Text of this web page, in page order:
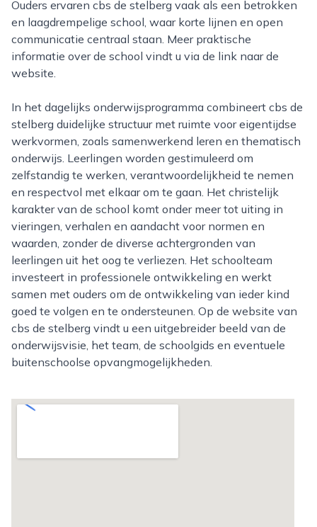
Ouders ervaren cbs de stelberg vaak als een betrokken
en laagdrempelige school, waar korte lijnen en open
communicatie centraal staan. Meer praktische
informatie over de school vindt u via de link naar de
website.
In het dagelijks onderwijsprogramma combineert cbs de
stelberg duidelijke structuur met ruimte voor eigentijdse
werkvormen, zoals samenwerkend leren en thematisch
onderwijs. Leerlingen worden gestimuleerd om
zelfstandig te werken, verantwoordelijkheid te nemen
en respectvol met elkaar om te gaan. Het christelijk
karakter van de school komt onder meer tot uiting in
vieringen, verhalen en aandacht voor normen en
waarden, zonder de diverse achtergronden van
leerlingen uit het oog te verliezen. Het schoolteam
investeert in professionele ontwikkeling en werkt
samen met ouders om de ontwikkeling van ieder kind
goed te volgen en te ondersteunen. Op de website van
cbs de stelberg vindt u een uitgebreider beeld van de
onderwijsvisie, het team, de schoolgids en eventuele
buitenschoolse opvangmogelijkheden.